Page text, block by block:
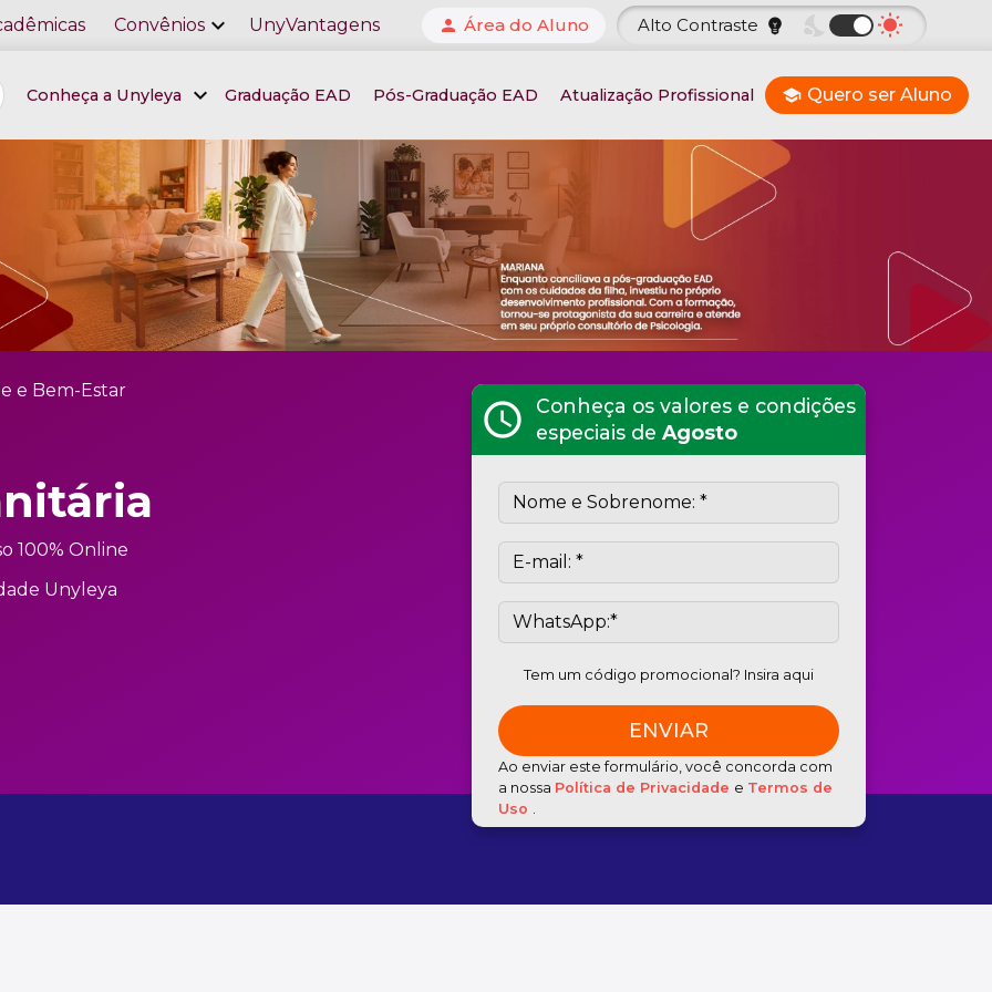
Convênios expand_more UnyVantagens person Área do Aluno Alto Contraste emoji_objects wb_sunny
Conheça a Unyleya expand_more Graduação EAD Pós-Graduação EAD Atualização Profissional school Quero ser Aluno
e Bem-Estar
100% Online
Unyleya
schedule
Conheça os valores e condições
especiais de Agosto
Tem um código promocional? Insira aqui
Ao enviar este formulário, você concorda com
a nossa Política de Privacidade e Termos de
Uso